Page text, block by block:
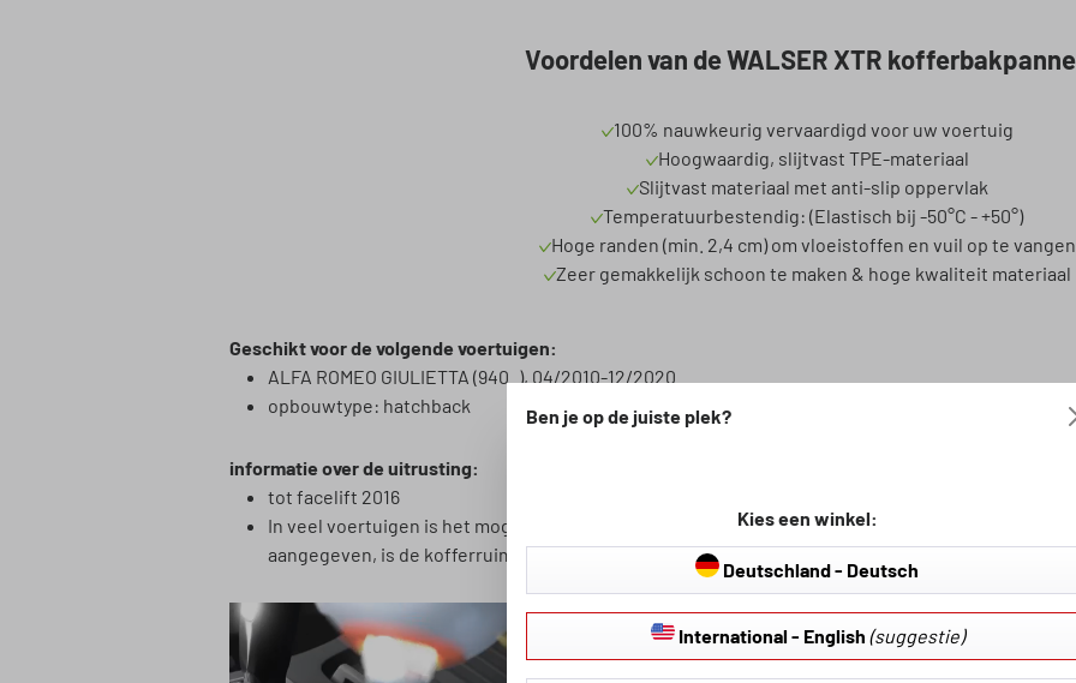
Voordelen van de WALSER XTR
100% nauwkeurig vervaardigd voor uw voertuig
Hoogwaardig, slijtvast TPE-materiaal
Slijtvast materiaal met anti-slip oppervlak
Temperatuurbestendig: (Elastisch bij -50°C - +50°)
Hoge randen (min. 2,4 cm) om vloeistoffen en vuil op te vangen
Zeer gemakkelijk schoon te maken & hoge kwaliteit materiaal
Geschikt voor de volgende voertuigen:
ALFA ROMEO GIULIETTA (940_), 04/2010-12/2020
opbouwtype: hatchback
informatie over de uitrusting:
tot facelift 2016
In veel voertuigen is het mogelijk om de laadvloer in de kofferruimte verschillend te
aangegeven, is de kofferruimtebak voor de bovenste laadvloer resp. de laadvloer in de
Ben je op de juiste plek?
Kies een winkel:
Deutschland - Deutsch
International - English (suggestie)